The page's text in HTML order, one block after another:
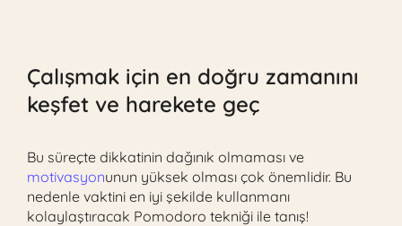
Çalışmak için en doğru zamanını
keşfet ve harekete geç
Bu süreçte dikkatinin dağınık olmaması ve
motivasyonunun yüksek olması çok önemlidir. Bu
nedenle vaktini en iyi şekilde kullanmanı
kolaylaştıracak Pomodoro tekniği ile tanış!